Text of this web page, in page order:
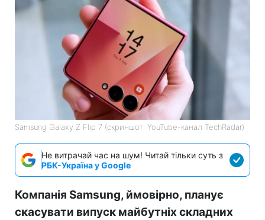
Samsung Galaxy Z Flip 7 (скриншот: YouTube-канал TechRadar)
Не витрачай час на шум! Читай тільки суть з
РБК-Україна у Google
Компанія Samsung, ймовірно, планує
скасувати випуск майбутніх складних